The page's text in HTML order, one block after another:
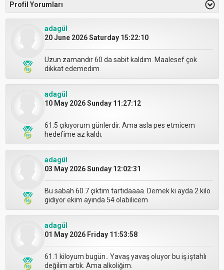
Profil Yorumları
adagül
20 June 2026 Saturday 15:22:10
Uzun zamandır 60 da sabit kaldım. Maalesef çok
dikkat edemedim.
adagül
10 May 2026 Sunday 11:27:12
61.5 çıkıyorum günlerdir. Ama asla pes etmicem
hedefime az kaldı.
adagül
03 May 2026 Sunday 12:02:31
Bu sabah 60.7 çıktım tartıdaaaa. Demek ki ayda 2 kilo
gidiyor ekim ayında 54 olabilicem
adagül
01 May 2026 Friday 11:53:58
61.1 kiloyum bugün.. Yavaş yavaş oluyor bu iş.iştahlı
değilim artık. Ama alkoliğim.